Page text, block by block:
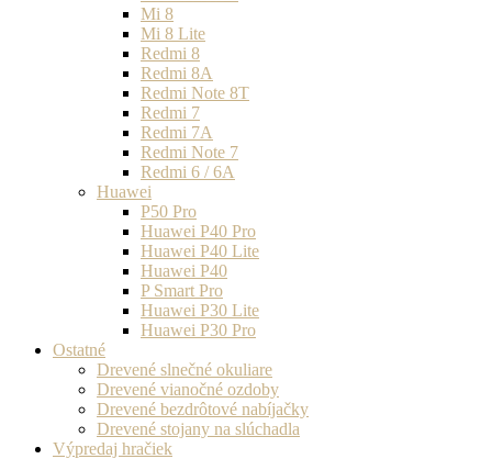
Mi 8
Mi 8 Lite
Redmi 8
Redmi 8A
Redmi Note 8T
Redmi 7
Redmi 7A
Redmi Note 7
Redmi 6 / 6A
Huawei
P50 Pro
Huawei P40 Pro
Huawei P40 Lite
Huawei P40
P Smart Pro
Huawei P30 Lite
Huawei P30 Pro
Ostatné
Drevené slnečné okuliare
Drevené vianočné ozdoby
Drevené bezdrôtové nabíjačky
Drevené stojany na slúchadla
Výpredaj hračiek